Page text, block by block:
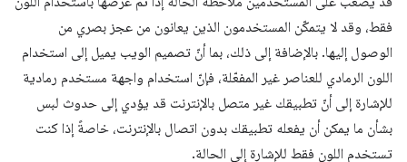
فقط، وقد لا يتمكّن المستخدمون الذين يعانون من عجز بصري من
الوصول إليها. بالإضافة إلى ذلك، بما أنّ تصميم الويب يميل إلى استخدام
اللون الرمادي للعناصر غير المفعّلة، فإنّ استخدام واجهة مستخدم رمادية
للإشارة إلى أنّ تطبيقك غير متصل بالإنترنت قد يؤدي إلى حدوث لبس
بشأن ما يمكن أن يفعله تطبيقك بدون اتصال بالإنترنت، خاصةً إذا كنت
تستخدم اللون فقط للإشارة إلى الحالة.